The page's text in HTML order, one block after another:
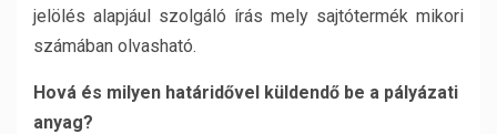
jelölés alapjául szolgáló írás mely sajtótermék mikori
számában olvasható.
Hová és milyen határidővel küldendő be a pályázati
anyag?